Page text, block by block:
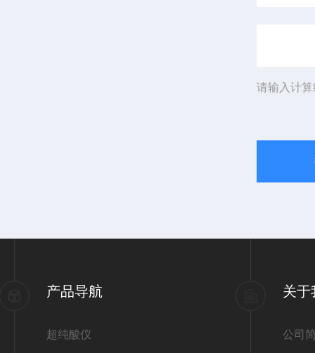
请输入计
产品导航
超纯酸仪
关于
公司